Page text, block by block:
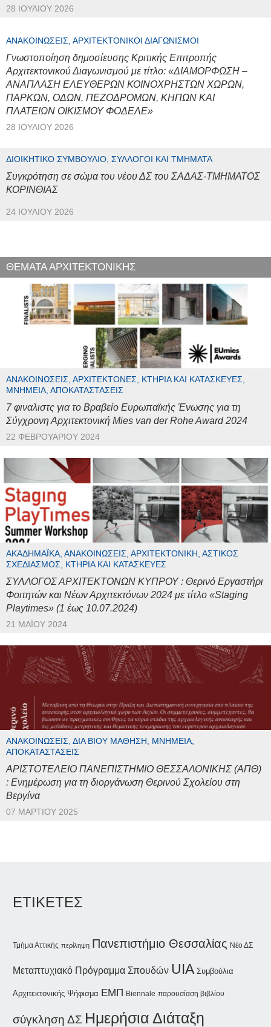
28 ΙΟΥΛΊΟΥ 2026
ΑΝΑΚΟΙΝΏΣΕΙΣ, ΑΡΧΙΤΕΚΤΟΝΙΚΟΊ ΔΙΑΓΩΝΙΣΜΟΊ
Γνωστοποίηση δημοσίευσης Κριτικής Επιτροπής
Αρχιτεκτονικού Διαγωνισμού με τίτλο: «ΔΙΑΜΟΡΦΩΣΗ –
ΑΝΑΠΛΑΣΗ ΕΛΕΥΘΕΡΩΝ ΚΟΙΝΟΧΡΗΣΤΩΝ ΧΩΡΩΝ,
ΠΑΡΚΩΝ, ΟΔΩΝ, ΠΕΖΟΔΡΟΜΩΝ, ΚΗΠΩΝ ΚΑΙ
ΠΛΑΤΕΙΩΝ ΟΙΚΙΣΜΟΥ ΦΟΔΕΛΕ»
28 ΙΟΥΛΊΟΥ 2026
ΔΙΟΙΚΗΤΙΚΌ ΣΥΜΒΟΎΛΙΟ, ΣΎΛΛΟΓΟΙ ΚΑΙ ΤΜΉΜΑΤΑ
Συγκρότηση σε σώμα του νέου ΔΣ του ΣΑΔΑΣ-ΤΜΗΜΑΤΟΣ
ΚΟΡΙΝΘΙΑΣ
24 ΙΟΥΛΊΟΥ 2026
ΘΕΜΑΤΑ ΑΡΧΙΤΕΚΤΟΝΙΚΗΣ
ΑΝΑΚΟΙΝΏΣΕΙΣ, ΑΡΧΙΤΈΚΤΟΝΕΣ, ΚΤΉΡΙΑ ΚΑΙ ΚΑΤΑΣΚΕΥΈΣ,
ΜΝΗΜΕΊΑ, ΑΠΟΚΑΤΑΣΤΆΣΕΙΣ
7 φιναλιστς για το Βραβείο Ευρωπαϊκής Ένωσης για τη
Σύγχρονη Αρχιτεκτονική Mies van der Rohe Award 2024
22 ΦΕΒΡΟΥΑΡΊΟΥ 2024
ΑΚΑΔΗΜΑΪΚΆ, ΑΝΑΚΟΙΝΏΣΕΙΣ, ΑΡΧΙΤΕΚΤΟΝΙΚΉ, ΑΣΤΙΚΌΣ
ΣΧΕΔΙΑΣΜΌΣ, ΚΤΉΡΙΑ ΚΑΙ ΚΑΤΑΣΚΕΥΈΣ
ΣΥΛΛΟΓΟΣ ΑΡΧΙΤΕΚΤΟΝΩΝ ΚΥΠΡΟΥ : Θερινό Εργαστήρι
Φοιτητών και Νέων Αρχιτεκτόνων 2024 με τίτλο «Staging
Playtimes» (1 έως 10.07.2024)
21 ΜΑΪ́ΟΥ 2024
ΑΝΑΚΟΙΝΏΣΕΙΣ, ΔΙΆ ΒΊΟΥ ΜΆΘΗΣΗ, ΜΝΗΜΕΊΑ,
ΑΠΟΚΑΤΑΣΤΆΣΕΙΣ
ΑΡΙΣΤΟΤΕΛΕΙΟ ΠΑΝΕΠΙΣΤΗΜΙΟ ΘΕΣΣΑΛΟΝΙΚΗΣ (ΑΠΘ)
: Ενημέρωση για τη διοργάνωση Θερινού Σχολείου στη
Βεργίνα
07 ΜΑΡΤΊΟΥ 2025
ΕΤΙΚΕΤΕΣ
Τμήμα Αττικής περίληψη Πανεπιστήμιο Θεσσαλίας Νέο ΔΣ
Μεταπτυχιακό Πρόγραμμα Σπουδών UIA Συμβούλια
Αρχιτεκτονικής Ψήφισμα ΕΜΠ Biennale παρουσίαση βιβλίου
σύγκληση ΔΣ Ημερήσια Διάταξη